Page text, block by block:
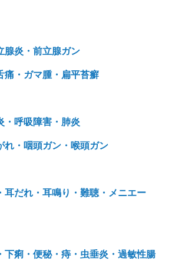
腺炎・前立腺ガン
痛・ガマ腫・扁平苔癬
・呼吸障害・肺炎
れ・咽頭ガン・喉頭ガン
耳だれ・耳鳴り・難聴・メニエー
下痢・便秘・痔・虫垂炎・過敏性腸